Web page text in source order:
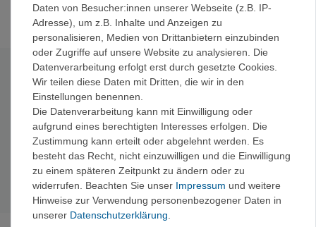
Technische Daten
Autoren:Tobias Bailer, Stefan Biggel, Steve Gernert, Alban
Glaser, Robert Heiland, Pio Jutz, Matthias Robl
Umfang:420 Seiten
Auflage: 3. Auflage 2013
Verlag:Panico Alpinverlag
ISBN:978-3-936740-93-6
Daten von Besucher:innen unserer Webseite (z.B. IP-
Adresse), um z.B. Inhalte und Anzeigen zu
personalisieren, Medien von Drittanbietern einzubinden
oder Zugriffe auf unsere Website zu analysieren. Die
Datenverarbeitung erfolgt erst durch gesetzte Cookies.
Wir teilen diese Daten mit Dritten, die wir in den
Einstellungen benennen.
Die Datenverarbeitung kann mit Einwilligung oder
aufgrund eines berechtigten Interesses erfolgen. Die
Zustimmung kann erteilt oder abgelehnt werden. Es
besteht das Recht, nicht einzuwilligen und die Einwilligung
zu einem späteren Zeitpunkt zu ändern oder zu
widerrufen. Beachten Sie unser Impressum und weitere
Hinweise zur Verwendung personenbezogener Daten in
unserer Daten­schutz­erklärung.